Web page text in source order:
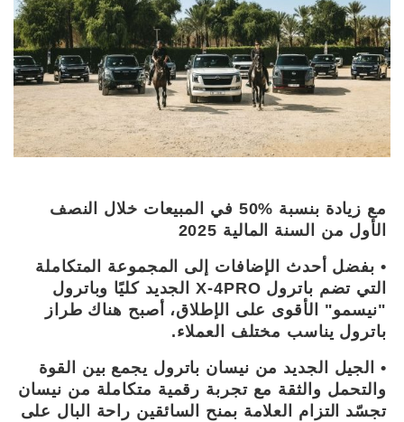
مع زيادة بنسبة %50 في المبيعات خلال النصف
الأول من السنة المالية 2025
• بفضل أحدث الإضافات إلى المجموعة المتكاملة
التي تضم باترول X-4PRO الجديد كليًا وباترول
"نيسمو" الأقوى على الإطلاق، أصبح هناك طراز
باترول يناسب مختلف العملاء.
• الجيل الجديد من نيسان باترول يجمع بين القوة
والتحمل والثقة مع تجربة رقمية متكاملة من نيسان
تجسّد التزام العلامة بمنح السائقين راحة البال على